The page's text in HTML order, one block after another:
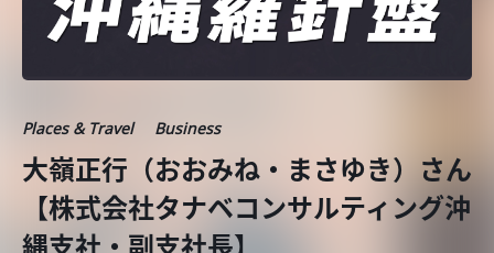
Places & Travel Business
大嶺正行（おおみね・まさゆき）さん
【株式会社タナベコンサルティング沖